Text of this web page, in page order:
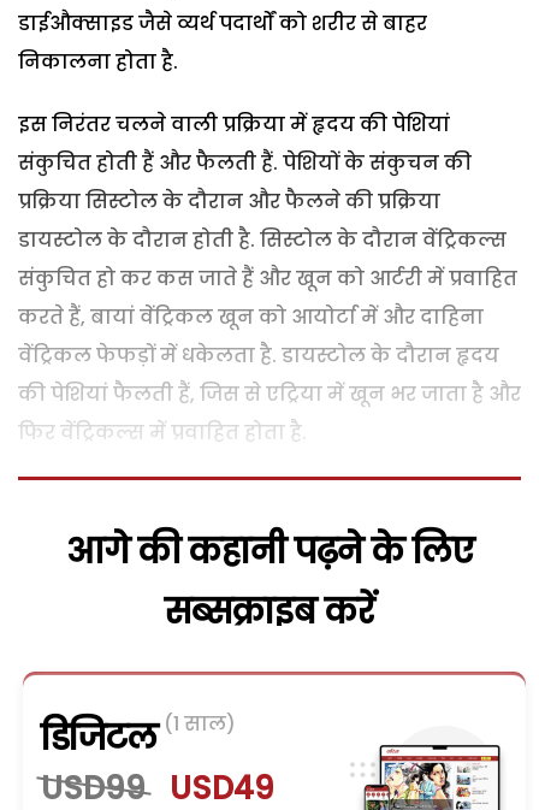
डाईऔक्साइड जैसे व्यर्थ पदार्थों को शरीर से बाहर
निकालना होता है.
इस निरंतर चलने वाली प्रक्रिया में हृदय की पेशियां
संकुचित होती हैं और फैलती हैं. पेशियों के संकुचन की
प्रक्रिया सिस्टोल के दौरान और फैलने की प्रक्रिया
डायस्टोल के दौरान होती है. सिस्टोल के दौरान वेंट्रिकल्स
संकुचित हो कर कस जाते हैं और खून को आर्टरी में प्रवाहित
करते हैं, बायां वेंट्रिकल खून को आयोर्टा में और दाहिना
वेंट्रिकल फेफड़ों में धकेलता है. डायस्टोल के दौरान हृदय
की पेशियां फैलती हैं, जिस से एट्रिया में खून भर जाता है और
फिर वेंट्रिकल्स में प्रवाहित होता है.
आगे की कहानी पढ़ने के लिए
सब्सक्राइब करें
डिजिटल (1 साल)
USD99 USD49